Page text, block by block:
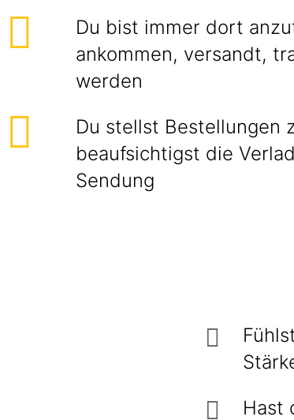
Du bist immer dort
ankommen, versandt,
werden
Du stellst Bestellungen
beaufsichtigst die
Sendung
Hast